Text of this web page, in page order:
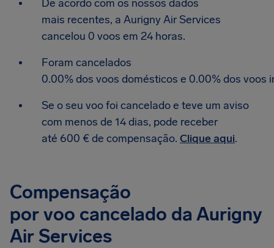
De acordo com os nossos dados
mais recentes, a Aurigny Air Services
cancelou 0 voos em 24 horas.
Foram cancelados
0.00% dos voos domésticos e 0.00% dos voos
Se o seu voo foi cancelado e teve um aviso
com menos de 14 dias, pode receber
até 600 € de compensação. Clique aqui.
Compensação
por voo cancelado da Aurigny
Air Services